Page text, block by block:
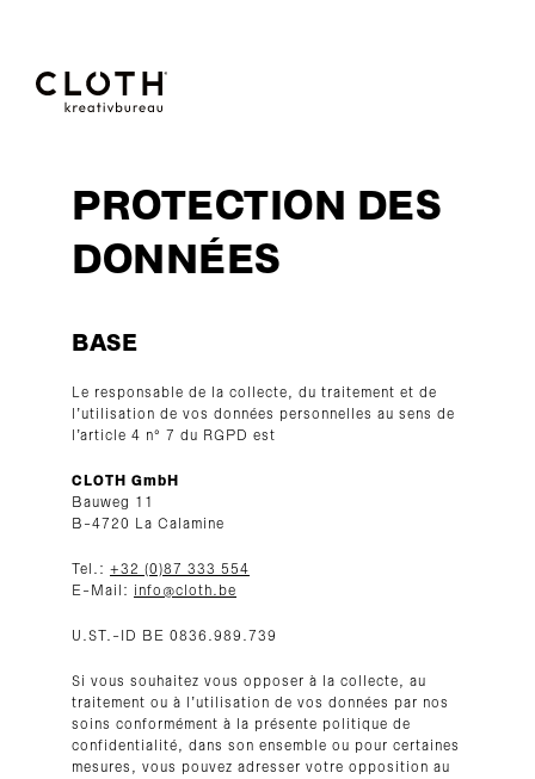
kreativbureau
- Wir sind
kreative
Werbeagentur
aus Eupen.
PROTECTION DES
DONNÉES
BASE
Le responsable de la collecte, du traitement et de
l’utilisation de vos données personnelles au sens de
l’article 4 n° 7 du RGPD est
CLOTH GmbH
Bauweg 11
B-4720 La Calamine
Tel.: +32 (0)87 333 554
E-Mail: info@cloth.be
U.ST.-ID BE 0836.989.739
Si vous souhaitez vous opposer à la collecte, au
traitement ou à l’utilisation de vos données par nos
soins conformément à la présente politique de
confidentialité, dans son ensemble ou pour certaines
mesures, vous pouvez adresser votre opposition au